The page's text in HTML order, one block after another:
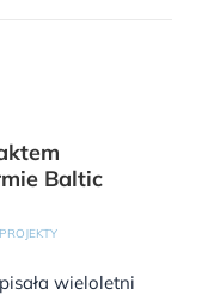
Baltic
PROJEKTY
wieloletni